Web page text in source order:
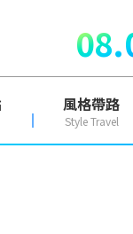
風格帶路
Style Travel